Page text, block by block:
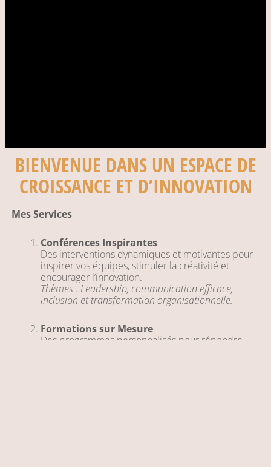
BIENVENUE DANS UN ESPACE DE
CROISSANCE ET D’INNOVATION
Mes Services
Conférences Inspirantes
Des interventions dynamiques et motivantes pour
inspirer vos équipes, stimuler la créativité et
encourager l’innovation.
Thèmes : Leadership, communication efficace,
inclusion et transformation organisationnelle.
Formations sur Mesure
Des programmes personnalisés pour répondre